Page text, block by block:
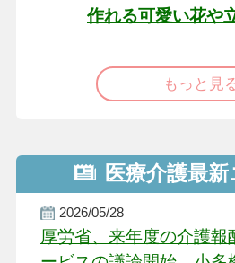
作れる可愛い花や
もっと見
医療介護最
2026/05/28
厚労省、来年度の介護報